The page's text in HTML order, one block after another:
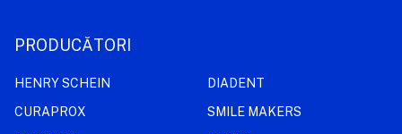
PRODUCĂTORI
HENRY SCHEIN
CURAPROX
DIADENT
SMILE MAKERS